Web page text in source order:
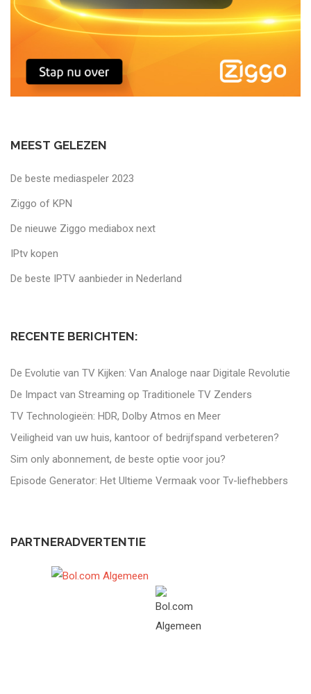
MEEST GELEZEN
De beste mediaspeler 2023
Ziggo of KPN
De nieuwe Ziggo mediabox next
IPtv kopen
De beste IPTV aanbieder in Nederland
RECENTE BERICHTEN:
De Evolutie van TV Kijken: Van Analoge naar Digitale Revolutie
De Impact van Streaming op Traditionele TV Zenders
TV Technologieën: HDR, Dolby Atmos en Meer
Veiligheid van uw huis, kantoor of bedrijfspand verbeteren?
Sim only abonnement, de beste optie voor jou?
Episode Generator: Het Ultieme Vermaak voor Tv-liefhebbers
PARTNERADVERTENTIE